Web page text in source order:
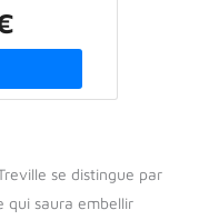
se distingue par
qui saura embellir